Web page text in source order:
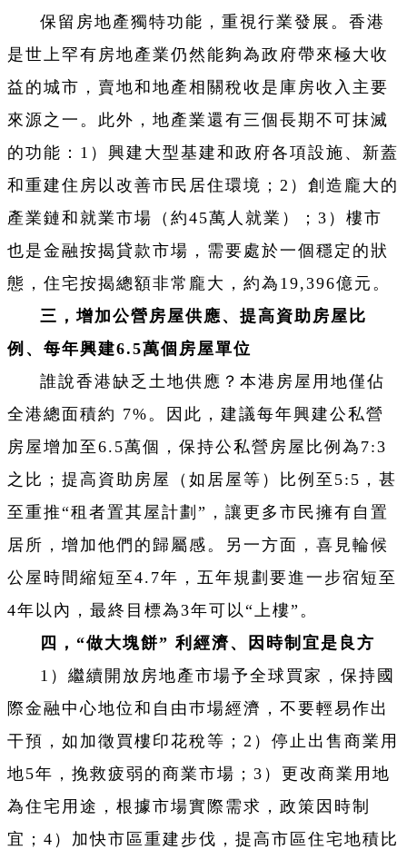
保留房地產獨特功能，重視行業發展。香港
是世上罕有房地產業仍然能夠為政府帶來極大收
益的城市，賣地和地產相關稅收是庫房收入主要
來源之一。此外，地產業還有三個長期不可抹滅
的功能：1）興建大型基建和政府各項設施、新蓋
和重建住房以改善市民居住環境；2）創造龐大的
產業鏈和就業市場（約45萬人就業）；3）樓市
也是金融按揭貸款市場，需要處於一個穩定的狀
態，住宅按揭總額非常龐大，約為19,396億元。
三，增加公營房屋供應、提高資助房屋比
例、每年興建6.5萬個房屋單位
誰說香港缺乏土地供應？本港房屋用地僅佔
全港總面積約 7%。因此，建議每年興建公私營
房屋增加至6.5萬個，保持公私營房屋比例為7:3
之比；提高資助房屋（如居屋等）比例至5:5，甚
至重推“租者置其屋計劃”，讓更多市民擁有自置
居所，增加他們的歸屬感。另一方面，喜見輪候
公屋時間縮短至4.7年，五年規劃要進一步宿短至
4年以內，最終目標為3年可以“上樓”。
四，“做大塊餅” 利經濟、因時制宜是良方
1）繼續開放房地產市場予全球買家，保持國
際金融中心地位和自由巿場經濟，不要輕易作出
干預，如加徵買樓印花稅等；2）停止出售商業用
地5年，挽救疲弱的商業市場；3）更改商業用地
為住宅用途，根據市場實際需求，政策因時制
宜；4）加快市區重建步伐，提高市區住宅地積比